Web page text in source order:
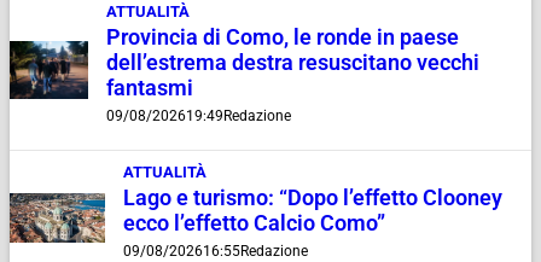
ATTUALITÀ
Provincia di Como, le ronde in paese
dell’estrema destra resuscitano vecchi
fantasmi
09/08/202619:49 Redazione
ATTUALITÀ
Lago e turismo: “Dopo l’effetto Clooney
ecco l’effetto Calcio Como”
09/08/202616:55Redazione